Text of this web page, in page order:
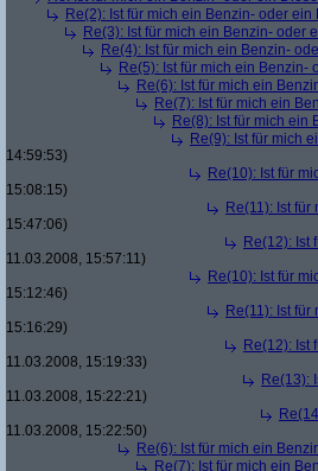
Re(2): Ist für mich ein Benzin- oder
Re(3): Ist für mich ein Benzin- oder
Re(4): Ist für mich ein Benzin-
Re(5): Ist für mich ein
Re(6): Ist für mich ein
Re(7): Ist für mich ein
Re(8): Ist für mich ein
Re(9): Ist für mich
14:59:53)
Re(10): Ist für
15:08:15)
Re(11): Ist
15:47:06)
Re(12): Ist
11.03.2008, 15:57:11)
Re(10): Ist für
15:12:46)
Re(11): Ist
15:16:29)
Re(12): Ist
11.03.2008, 15:19:33)
Re(13):
11.03.2008, 15:22:21)
11.03.2008, 15:22:50)
Re(6): Ist für mich ein
Re(7): Ist für mich ein